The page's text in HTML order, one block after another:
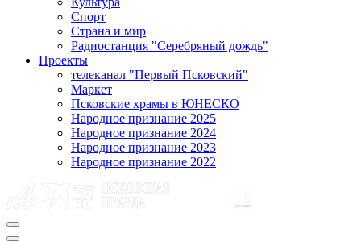
Спорт
Страна и мир
Радиостанция "Серебряный дождь"
Проекты
телеканал "Первый Псковский"
Маркет
Псковские храмы в ЮНЕСКО
Народное признание 2025
Народное признание 2024
Народное признание 2023
Народное признание 2022